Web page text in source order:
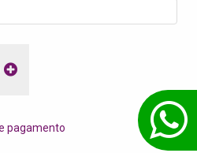
pagamento